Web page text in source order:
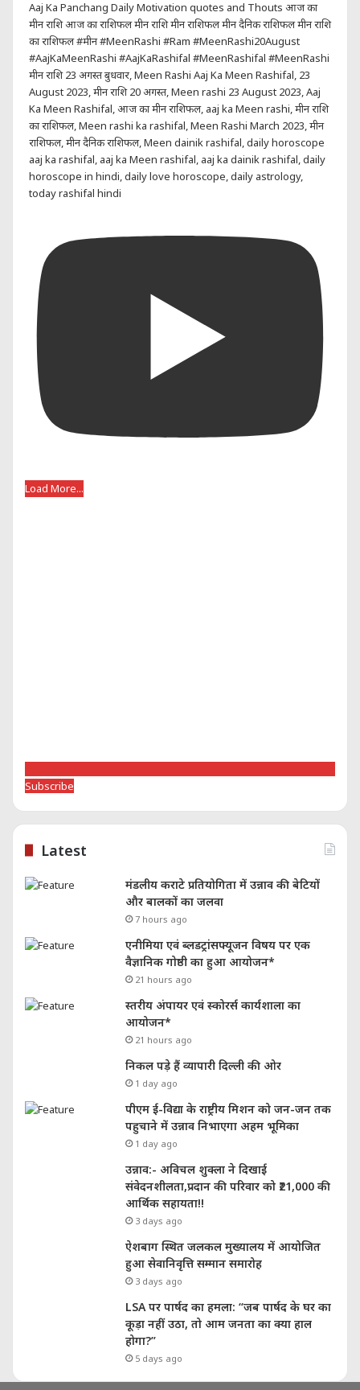
Load More...
Subscribe
Latest
मंडलीय कराटे प्रतियोगिता में उन्नाव की बेटियों
और बालकों का जलवा
7 hours ago
एनीमिया एवं ब्लडट्रांसफ्यूजन विषय पर एक
वैज्ञानिक गोष्ठी का हुआ आयोजन*
21 hours ago
स्तरीय अंपायर एवं स्कोरर्स कार्यशाला का
आयोजन*
21 hours ago
निकल पड़े हैं व्यापारी दिल्ली की ओर
1 day ago
पीएम ई-विद्या के राष्ट्रीय मिशन को जन-जन तक
पहुचाने में उन्नाव निभाएगा अहम भूमिका
1 day ago
उन्नाव:- अविचल शुक्ला ने दिखाई
संवेदनशीलता,प्रदान की परिवार को ₹21,000 की
आर्थिक सहायता!!
3 days ago
ऐशबाग स्थित जलकल मुख्यालय में आयोजित
हुआ सेवानिवृत्ति सम्मान समारोह
3 days ago
LSA पर पार्षद का हमला: “जब पार्षद के घर का
कूड़ा नहीं उठा, तो आम जनता का क्या हाल
होगा?”
5 days ago